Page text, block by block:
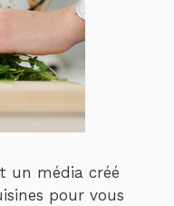
un média créé
pour vous